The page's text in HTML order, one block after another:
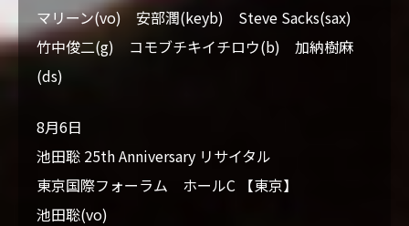
マリーン(vo) 安部潤(keyb) Steve Sacks(sax)
竹中俊二(g) コモブチキイチロウ(b) 加納樹麻
(ds)
8月6日
池田聡 25th Anniversary リサイタル
東京国際フォーラム ホールC 【東京】
池田聡(vo)